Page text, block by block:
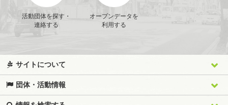
活動団体を探す・
連絡する
オープンデータを
利用する
サイトについて
団体・活動情報